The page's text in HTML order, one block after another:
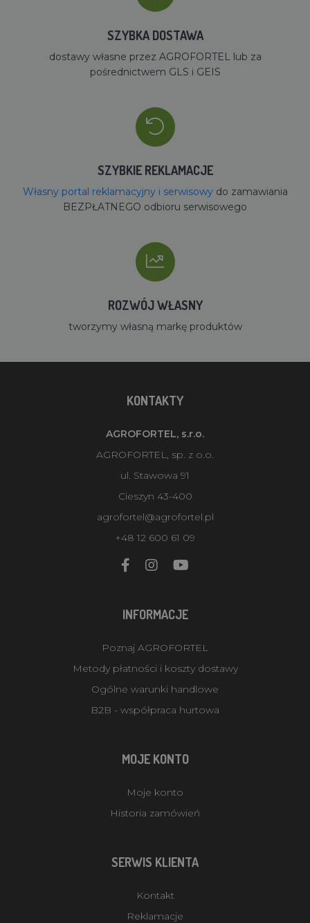
SZYBKA DOSTAWA
dostawy własne przez AGROFORTEL lub za
pośrednictwem GLS i GEIS
SZYBKIE REKLAMACJE
Własny portal reklamacyjny i serwisowydo zamawiania
BEZPŁATNEGO odbioru serwisowego
ROZWÓJ WŁASNY
tworzymy własną markę produktów
KONTAKTY
AGROFORTEL, s.r.o.
AGROFORTEL, sp. z o.o.
ul. Stawowa 91
Cieszyn 43-400
agrofortel@agrofortel.pl
+48 12 600 61 09
INFORMACJE
Poznaj AGROFORTEL
Metody płatności i koszty dostawy
Ogólne warunki handlowe
B2B - współpraca hurtowa
MOJE KONTO
Moje konto
Historia zamówień
SERWIS KLIENTA
Kontakt
Reklamacje